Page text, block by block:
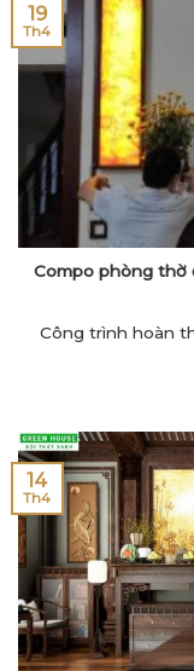
Compo phòng thờ
Công trình hoàn
19
Th4
14
Th4